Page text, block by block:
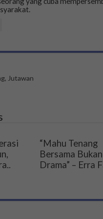
Jutawan
“Mahu Tenang
Bersama
Drama” – Erra